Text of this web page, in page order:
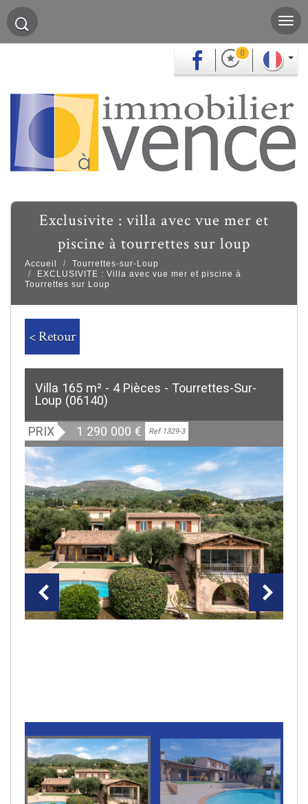
0
exclusivite : villa avec vue mer et
piscine à tourrettes sur loup
Accueil
Tourrettes-sur-Loup
EXCLUSIVITE : Villa avec vue mer et piscine à
Tourrettes sur Loup
< Retour
Villa 165 m² - 4 Pièces - Tourrettes-Sur-
Loup (06140)
PRIX 1 290 000 € Ref 1329-3
Exclusivité